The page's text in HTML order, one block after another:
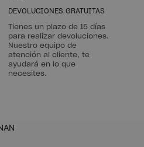
DEVOLUCIONES GRATUITAS
Tienes un plazo de 15 días
para realizar devoluciones.
Nuestro equipo de
atención al cliente, te
ayudará en lo que
necesites.